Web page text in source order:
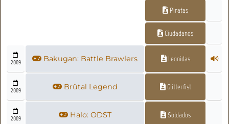
Piratas
Ciudadanos
2009 Bakugan: Battle Brawlers Leonidas
2009 Brütal Legend Glitterfist
2009 Halo: ODST Soldados